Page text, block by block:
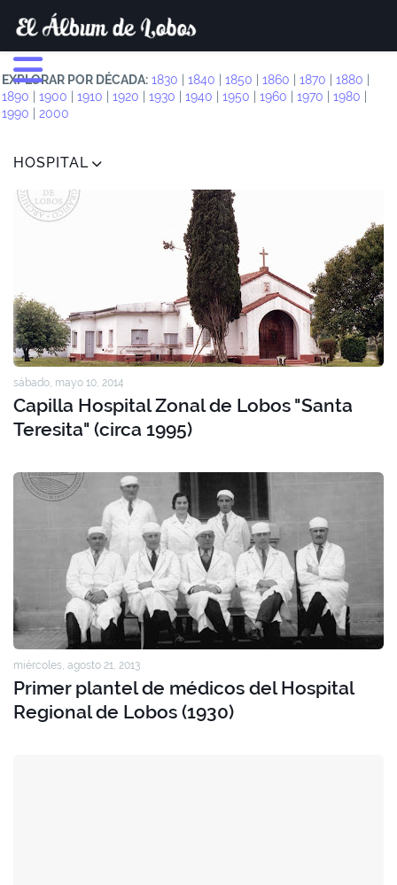
EXPLORAR POR DÉCADA: 1830 1840 1850 1860 1870 1880
1890
1900 1910 1920 1930 1940 1950 1960 1970 1980
1990
2000
HOSPITAL
sábado, mayo 10, 2014
Capilla Hospital Zonal de Lobos "Santa
Teresita" (circa 1995)
miércoles, agosto 21, 2013
Primer plantel de médicos del Hospital
Regional de Lobos (1930)